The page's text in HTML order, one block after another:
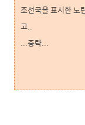
조선국을 표시한 노
고..
...중략...